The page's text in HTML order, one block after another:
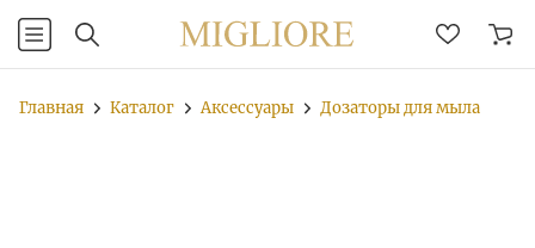
Главная Каталог Аксессуары Дозаторы для мыла